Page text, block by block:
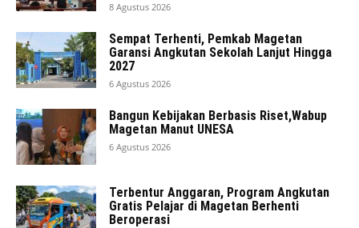
8 Agustus 2026
Sempat Terhenti, Pemkab Magetan
Garansi Angkutan Sekolah Lanjut Hingga
2027
6 Agustus 2026
Bangun Kebijakan Berbasis Riset,Wabup
Magetan Manut UNESA
6 Agustus 2026
Terbentur Anggaran, Program Angkutan
Gratis Pelajar di Magetan Berhenti
Beroperasi